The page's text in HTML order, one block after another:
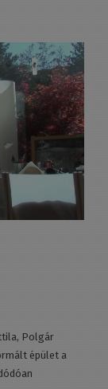
Polgár
épület a